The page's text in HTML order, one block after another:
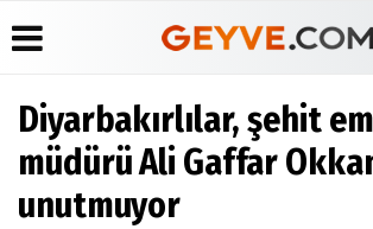
Üye Paneli
Haber
Arşivi
Anketler
Biyografiler
Köşe
Yazarları
Diyarbakırlılar, şehit
müdürü Ali Gaffar
unutmuyor